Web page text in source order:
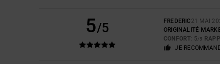
5/5 FREDERIC 21 MAI
ORIGINALITÉ
CONFORT: 5/5
JE